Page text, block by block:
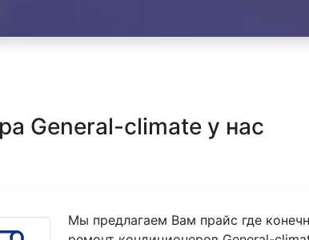
General-climate у нас
Мы предлагаем Вам прайс где